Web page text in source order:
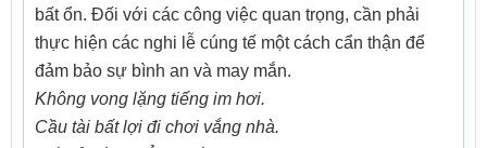
bất ổn. Đối với các công việc quan trọng, cần phải
thực hiện các nghi lễ cúng tế một cách cẩn thận để
đảm bảo sự bình an và may mắn.
Không vong lặng tiếng im hơi.
Cầu tài bất lợi đi chơi vắng nhà.